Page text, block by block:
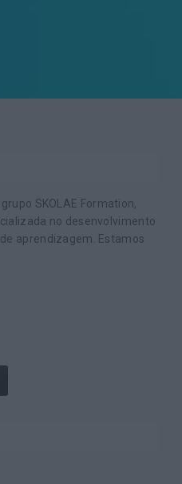
SKOLAE Formation,
no desenvolvimento
aprendizagem. Estamos